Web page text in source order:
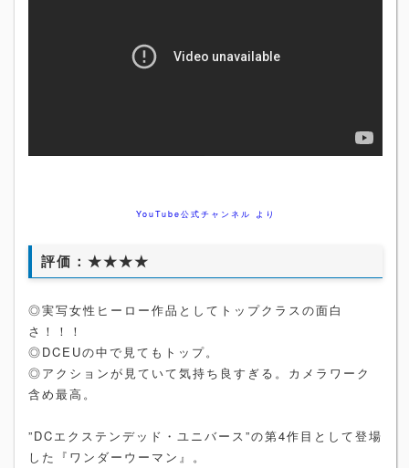
YouTube公式チャンネル より
評価：★★★★
◎実写女性ヒーロー作品としてトップクラスの面白
さ！！！
◎DCEUの中で見てもトップ。
◎アクションが見ていて気持ち良すぎる。カメラワーク
含め最高。
”DCエクステンデッド・ユニバース”の第4作目として登場
した『ワンダーウーマン』。